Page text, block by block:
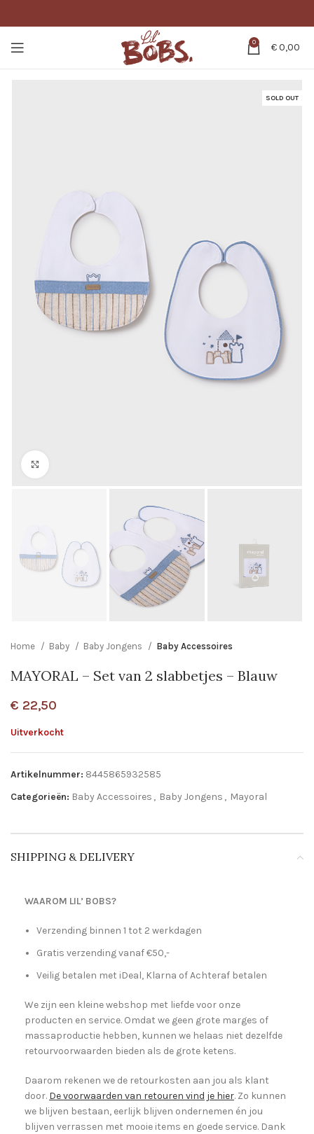
0 €0,00
SOLD OUT
Home Baby Baby Jongens Baby Accessoires
MAYORAL – Set van 2 slabbetjes – Blauw
€ 22,50
Uitverkocht
Artikelnummer: 8445865932585
Categorieën: Baby Accessoires , Baby Jongens , Mayoral
SHIPPING & DELIVERY
WAAROM LIL’ BOBS?
Verzending binnen 1 tot 2 werkdagen
Gratis verzending vanaf €50,-
Veilig betalen met iDeal, Klarna of Achteraf betalen
We zijn een kleine webshop met liefde voor onze
producten en service. Omdat we geen grote marges of
massaproductie hebben, kunnen we helaas niet dezelfde
retourvoorwaarden bieden als de grote ketens.
Daarom rekenen we de retourkosten aan jou als klant
door. De voorwaarden van retouren vind je hier. Zo kunnen
we blijven bestaan, eerlijk blijven ondernemen én jou
blijven verrassen met mooie items en goede service. Dank